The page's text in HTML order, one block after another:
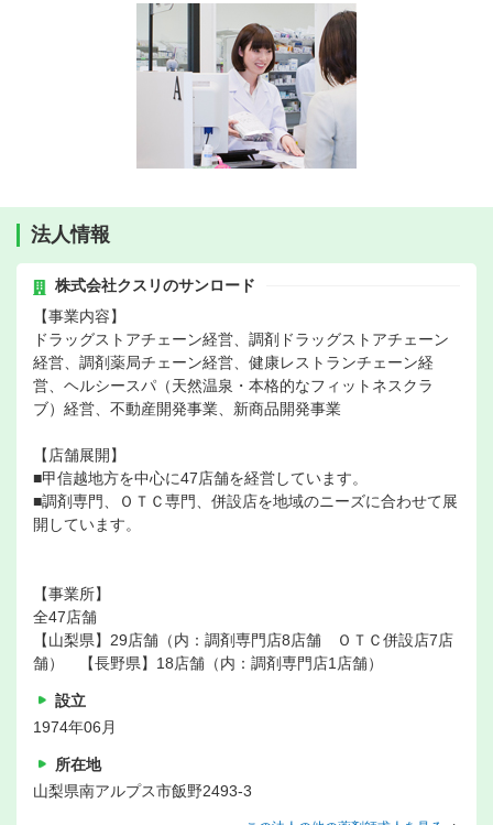
法人情報
株式会社クスリのサンロード
【事業内容】
ドラッグストアチェーン経営、調剤ドラッグストアチェーン
経営、調剤薬局チェーン経営、健康レストランチェーン経
営、ヘルシースパ（天然温泉・本格的なフィットネスクラ
ブ）経営、不動産開発事業、新商品開発事業
【店舗展開】
■甲信越地方を中心に47店舗を経営しています。
■調剤専門、ＯＴＣ専門、併設店を地域のニーズに合わせて展
開しています。
【事業所】
全47店舗
【山梨県】29店舗（内：調剤専門店8店舗 ＯＴＣ併設店7店
舗） 【長野県】18店舗（内：調剤専門店1店舗）
設立
1974年06月
所在地
山梨県南アルプス市飯野2493-3